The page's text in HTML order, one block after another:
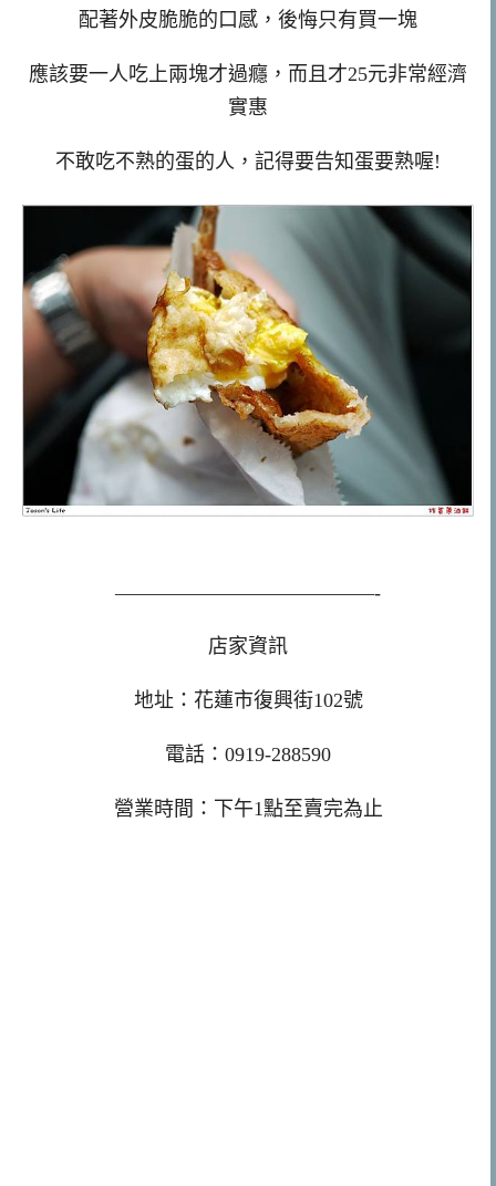
配著外皮脆脆的口感，後悔只有買一塊
應該要一人吃上兩塊才過癮，而且才25元非常經濟
實惠
不敢吃不熟的蛋的人，記得要告知蛋要熟喔!
—————————————-
店家資訊
地址：花蓮市復興街102號
電話：0919-288590
營業時間：下午1點至賣完為止